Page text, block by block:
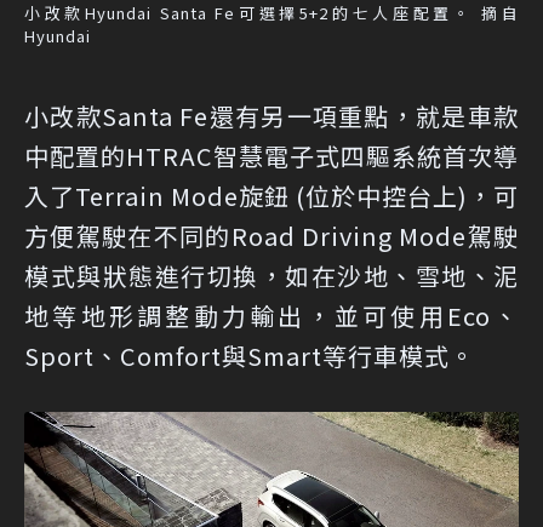
小改款Hyundai Santa Fe可選擇5+2的七人座配置。 摘自
Hyundai
小改款Santa Fe還有另一項重點，就是車款
中配置的HTRAC智慧電子式四驅系統首次導
入了Terrain Mode旋鈕 (位於中控台上)，可
方便駕駛在不同的Road Driving Mode駕駛
模式與狀態進行切換，如在沙地、雪地、泥
地等地形調整動力輸出，並可使用Eco、
Sport、Comfort與Smart等行車模式。